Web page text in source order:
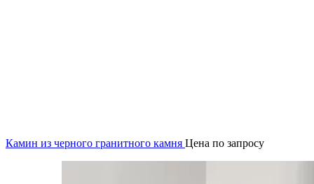
Камин из черного гранитного камня Цена по запросу